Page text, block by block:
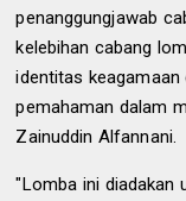
penanggungjawab
kelebihan cabang
identitas
pemahaman dalam
Zainuddin Alfannani.
"Lomba ini diadakan